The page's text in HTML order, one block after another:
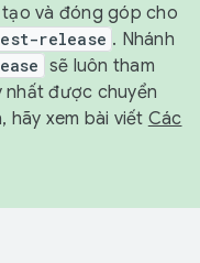
và đóng góp cho
release . Nhánh
sẽ luôn tham
nhất được chuyển
hãy xem bài viết Các